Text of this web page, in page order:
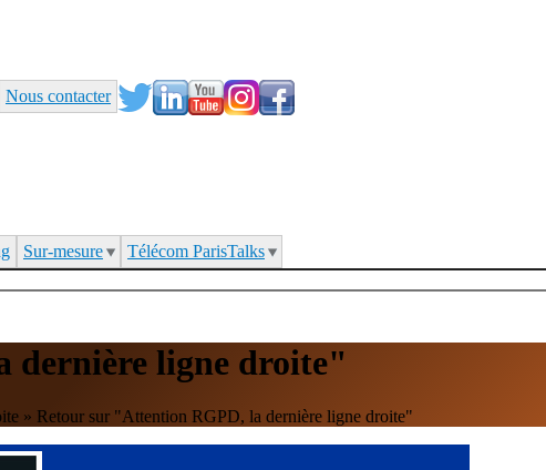
Nous contacter
Sur-mesure Télécom ParisTalks
dernière ligne droite"
» Retour sur "Attention RGPD, la dernière ligne droite"